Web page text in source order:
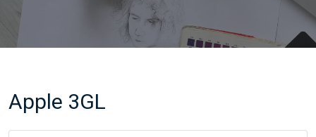
Apple 3GL